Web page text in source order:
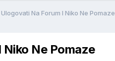
Na Forum I Niko Ne Pomaze
Ne Pomaze